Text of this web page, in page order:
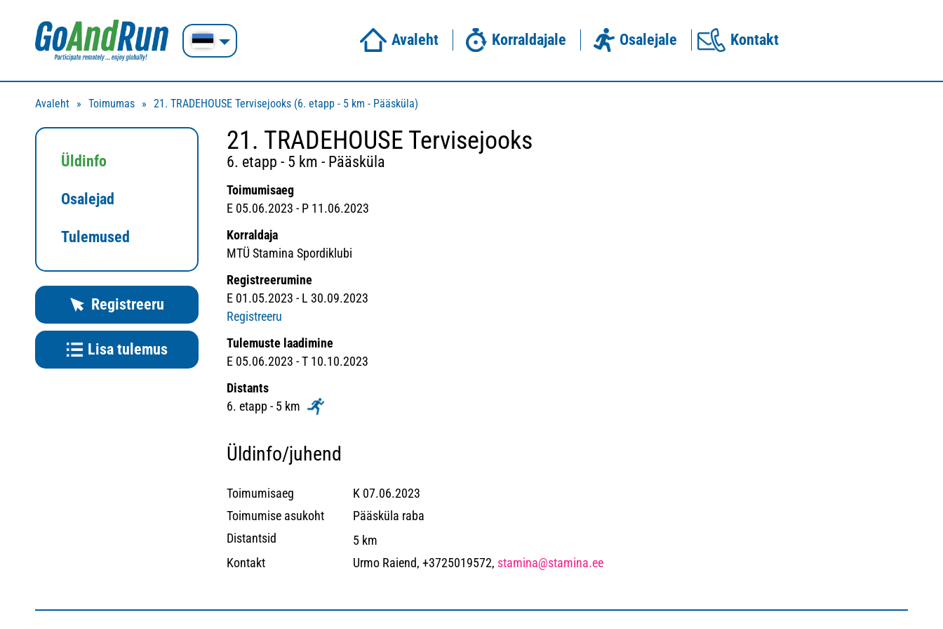
Avaleht Korraldajale Osalejale Kontakt
Avaleht Toimumas 21. TRADEHOUSE Tervisejooks (6. etapp - 5 km - Pääsküla)
Üldinfo
Osalejad
Tulemused
Registreeru
Lisa tulemus
21. TRADEHOUSE Tervisejooks
6. etapp - 5 km - Pääsküla
Toimumisaeg
E 05.06.2023 - P 11.06.2023
Korraldaja
MTÜ Stamina Spordiklubi
Registreerumine
E 01.05.2023 - L 30.09.2023
Registreeru
Tulemuste laadimine
E 05.06.2023 - T 10.10.2023
Distants
6. etapp - 5 km
Üldinfo/juhend
Toimumisaeg
K 07.06.2023
Toimumise asukoht
Pääsküla raba
Distantsid
5 km
Kontakt
Urmo Raiend, +3725019572, stamina@stamina.ee